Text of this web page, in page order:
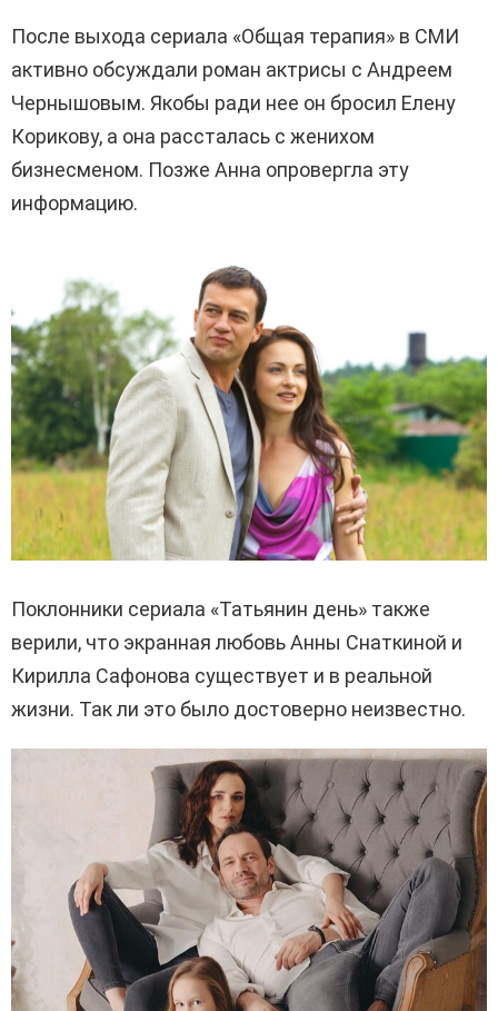
После выхода сериала «Общая терапия» в СМИ
активно обсуждали роман актрисы с Андреем
Чернышовым. Якобы ради нее он бросил Елену
Корикову, а она рассталась с женихом
бизнесменом. Позже Анна опровергла эту
информацию.
Поклонники сериала «Татьянин день» также
верили, что экранная любовь Анны Снаткиной и
Кирилла Сафонова существует и в реальной
жизни. Так ли это было достоверно неизвестно.